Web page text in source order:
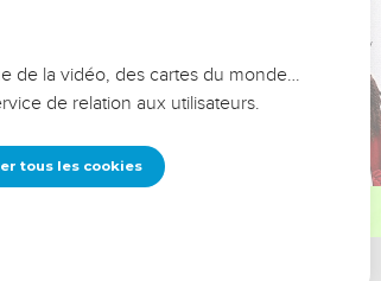
erreurs
famille,
de la vidéo, des cartes du monde…
de relation aux utilisateurs.
tous les cookies